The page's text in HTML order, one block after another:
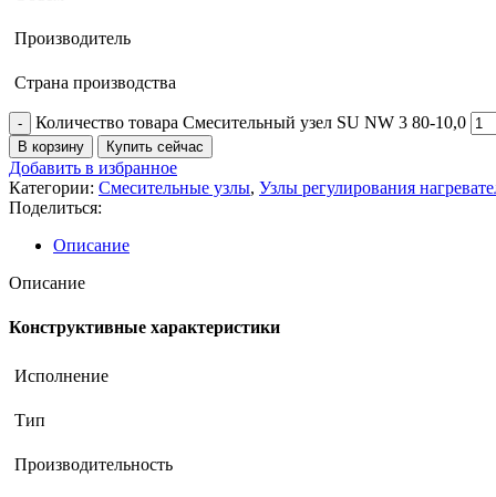
Производитель
Страна производства
Количество товара Смесительный узел SU NW 3 80-10,0
В корзину Купить сейчас
Добавить в избранное
Категории: Смесительные узлы, Узлы регулирования
Поделиться:
Описание
Описание
Конструктивные характеристики
Исполнение
Тип
Производительность